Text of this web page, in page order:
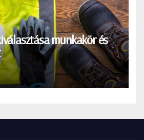
munkakör és